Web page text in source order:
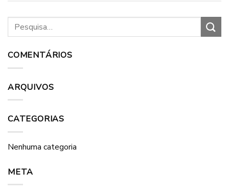
COMENTÁRIOS
ARQUIVOS
CATEGORIAS
Nenhuma categoria
META